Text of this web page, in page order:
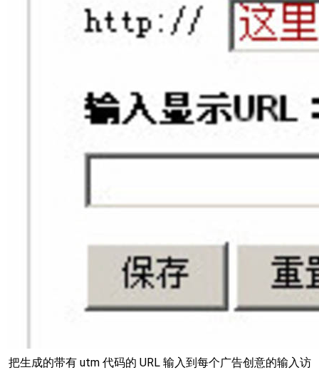
把生成的带有 utm 代码的 URL 输入到每个广告创意的输入访